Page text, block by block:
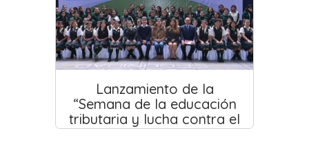
Lanzamiento de la
“Semana de la educación
tributaria y lucha contra el
contrabando” 2019